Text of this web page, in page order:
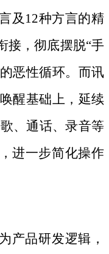
及12种方言的精
接，彻底摆脱“手
恶性循环。而讯
醒基础上，延续
、通话、录音等
进一步简化操作
产品研发逻辑，